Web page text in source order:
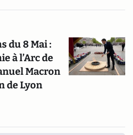
du 8 Mai :
à l’Arc de
Macron
de Lyon